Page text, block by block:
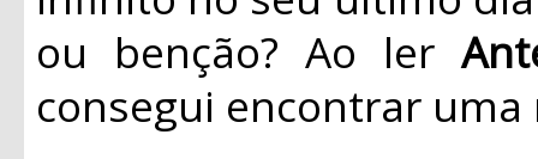
ou benção? Ao ler
consegui encontrar uma